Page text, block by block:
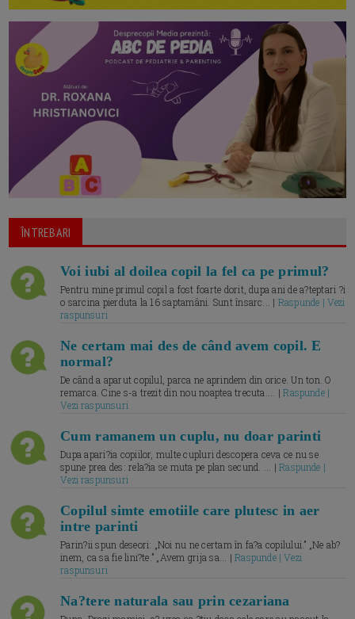
ÎNTREBARI
Voi iubi al doilea copil la fel ca pe primul?
Pentru mine primul copil a fost foarte dorit, dupa ani de a?teptari ?i
o sarcina pierduta la 16 saptamâni. Sunt însarc... | Raspunde | Vezi
raspunsuri
Ne certam mai des de când avem copil. E
normal?
De când a aparut copilul, parca ne aprindem din orice. Un ton. O
remarca. Cine s-a trezit din nou noaptea trecuta.... |Raspunde |
Vezi raspunsuri
Cum ramanem un cuplu, nu doar parinti
Dupa apari?ia copiilor, multe cupluri descopera ceva ce nu se
spune prea des: rela?ia se muta pe plan secund. ... |Raspunde |
Vezi raspunsuri
Copilul simte emotiile care plutesc in aer
intre parinti
Parin?ii spun deseori: „Noi nu ne certam în fa?a copilului.” „Ne ab?
inem, ca sa fie lini?te.” „Avem grija sa... |Raspunde | Vezi
raspunsuri
Na?tere naturala sau prin cezariana